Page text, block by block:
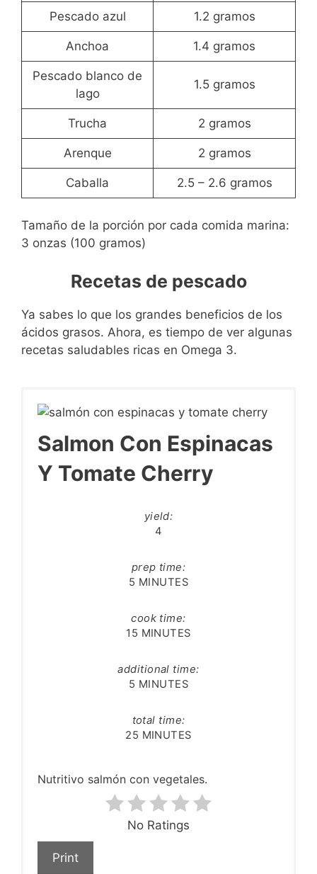
Pescado azul 1.2 gramos
Anchoa 1.4 gramos
Pescado blanco de
lago
1.5 gramos
Trucha 2 gramos
Arenque 2 gramos
Caballa 2.5 – 2.6 gramos
Tamaño de la porción por cada comida marina:
3 onzas (100 gramos)
Recetas de pescado
Ya sabes lo que los grandes beneficios de los
ácidos grasos. Ahora, es tiempo de ver algunas
recetas saludables ricas en Omega 3.
Salmon Con Espinacas
Y Tomate Cherry
yield:
4
prep time:
5 MINUTES
cook time:
15 MINUTES
additional time:
5 MINUTES
total time:
25 MINUTES
Nutritivo salmón con vegetales.
No Ratings
Print